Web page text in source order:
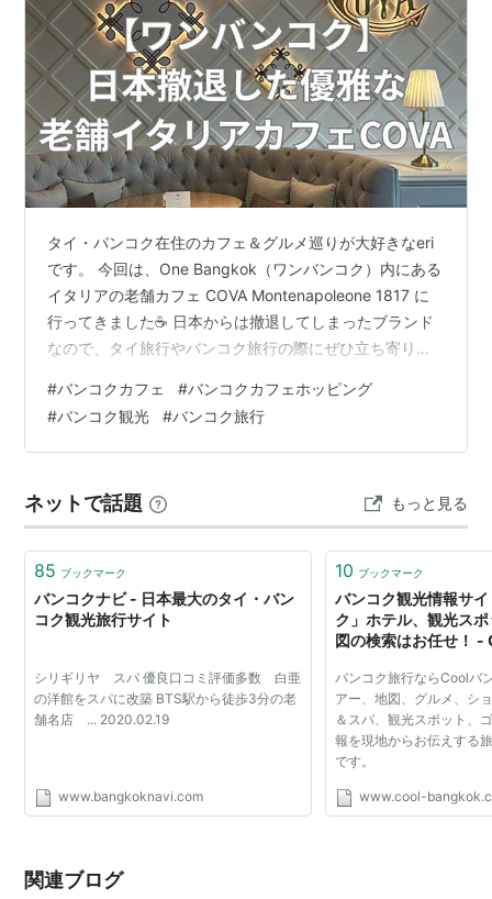
タイ・バンコク在住のカフェ＆グルメ巡りが大好きなeri
です。 今回は、One Bangkok（ワンバンコク）内にある
イタリアの老舗カフェ COVA Montenapoleone 1817 に
行ってきました☕️ 日本からは撤退してしまったブランド
なので、タイ旅行やバンコク旅行の際にぜひ立ち寄りた
メニュー ショーケース メニュー表 注文したメニュー 料
金 まとめ お店の情報 店名：COVA Montenapoleone
1817 場所：Google Maps アクセス：MRTルンピニー駅
#バンコクカフェ #バンコクカフェホッピング
#バンコク観光 #バンコク旅行
ネットで話題 もっと見る
85 ブックマーク
バンコクナビ - 日本最大のタイ・バン
コク観光旅行サイト
シリギリヤ スパ 優良口コミ評価多数 白亜
の洋館をスパに改築 BTS駅から徒歩3分の老
舗名店 ... 2020.02.19
www.bangkoknavi.com
10 ブックマーク
バンコク観光情報サ
ク」ホテル、観光ス
図の検索はお任せ！ -
バンコク旅行ならCoolバ
アー、地図、グルメ、シ
＆スパ、観光スポット、
報を現地からお伝えする
です。
www.cool-
関連ブログ